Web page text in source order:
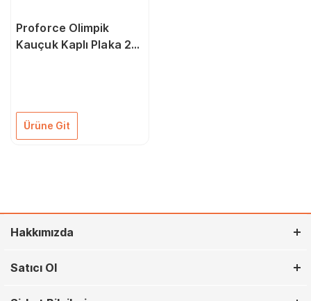
Proforce Olimpik
Kauçuk Kaplı Plaka 20
Ürüne Git
Hakkımızda
Satıcı Ol